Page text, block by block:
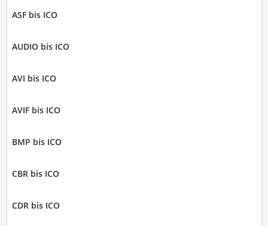
ASF bis ICO
AUDIO bis ICO
AVI bis ICO
AVIF bis ICO
BMP bis ICO
CBR bis ICO
CDR bis ICO